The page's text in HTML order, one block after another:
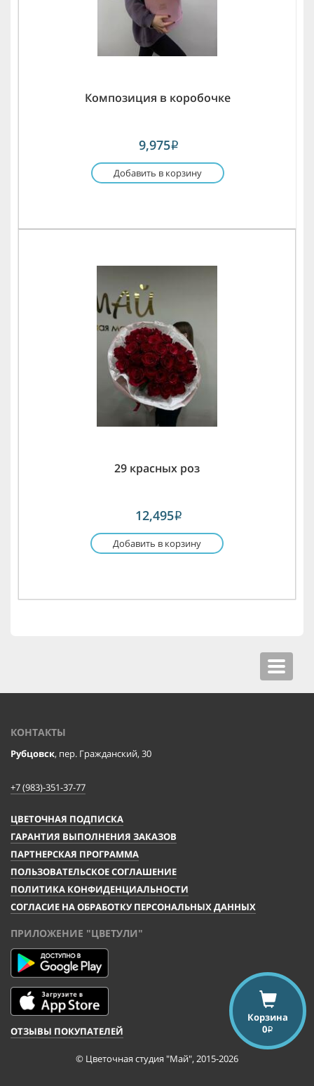
Композиция в коробочке
9,975i
Добавить в корзину
29 красных роз
12,495i
Добавить в корзину
Toggle
КОНТАКТЫ
Рубцовск, пер. Гражданский, 30
+7 (983)-351-37-77
ЦВЕТОЧНАЯ ПОДПИСКА
ГАРАНТИЯ ВЫПОЛНЕНИЯ ЗАКАЗОВ
ПАРТНЕРСКАЯ ПРОГРАММА
ПОЛЬЗОВАТЕЛЬСКОЕ СОГЛАШЕНИЕ
ПОЛИТИКА КОНФИДЕНЦИАЛЬНОСТИ
СОГЛАСИЕ НА ОБРАБОТКУ ПЕРСОНАЛЬНЫХ ДАННЫХ
ПРИЛОЖЕНИЕ "ЦВЕТУЛИ"
ОТЗЫВЫ ПОКУПАТЕЛЕЙ
© Цветочная студия "Май", 2015-2026
Корзина
0i